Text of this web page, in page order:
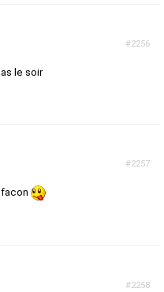
#2256
le soir
#2257
#2258